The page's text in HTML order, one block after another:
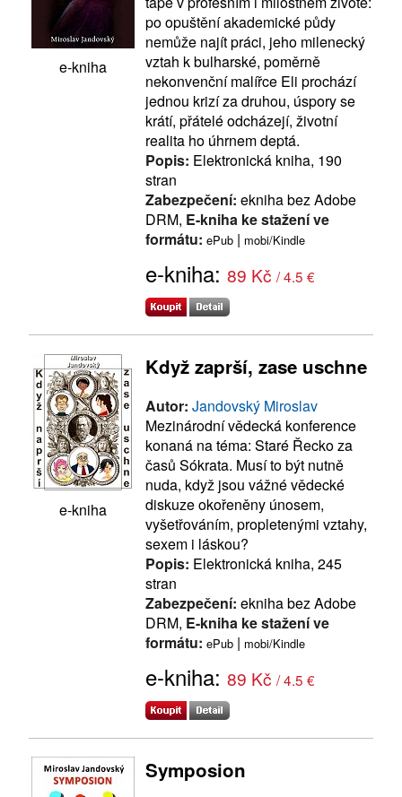
e-kniha
po opuštění akademické půdy
nemůže najít práci, jeho milenecký
vztah k bulharské, poměrně
nekonvenční malířce Eli prochází
jednou krizí za druhou, úspory se
krátí, přátelé odcházejí, životní
realita ho úhrnem deptá.
Popis: Elektronická kniha, 190
stran
Zabezpečení: ekniha bez Adobe
DRM, E-kniha ke stažení ve
formátu: ePub | mobi/Kindle
e-kniha: 89 Kč / 4.5 €
e-kniha
Když zaprší, zase uschne
Autor: Jandovský Miroslav
Mezinárodní vědecká konference
konaná na téma: Staré Řecko za
časů Sókrata. Musí to být nutně
nuda, když jsou vážné vědecké
diskuze okořeněny únosem,
vyšetřováním, propletenými vztahy,
sexem i láskou?
Popis: Elektronická kniha, 245
stran
Zabezpečení: ekniha bez Adobe
DRM, E-kniha ke stažení ve
formátu: ePub | mobi/Kindle
e-kniha: 89 Kč / 4.5 €
Symposion